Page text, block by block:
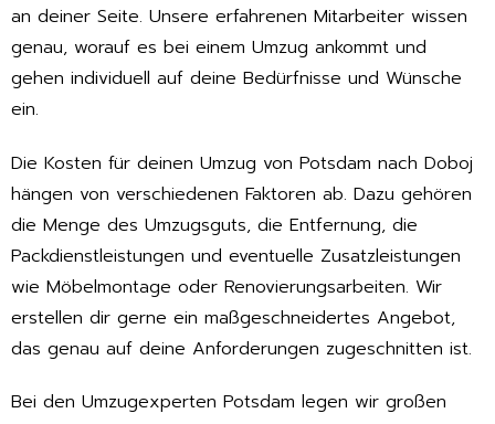
an deiner Seite. Unsere erfahrenen Mitarbeiter wissen
genau, worauf es bei einem Umzug ankommt und
gehen individuell auf deine Bedürfnisse und Wünsche
ein.
Die Kosten für deinen Umzug von Potsdam nach Doboj
hängen von verschiedenen Faktoren ab. Dazu gehören
die Menge des Umzugsguts, die Entfernung, die
Packdienstleistungen und eventuelle Zusatzleistungen
wie Möbelmontage oder Renovierungsarbeiten. Wir
erstellen dir gerne ein maßgeschneidertes Angebot,
das genau auf deine Anforderungen zugeschnitten ist.
Bei den Umzugexperten Potsdam legen wir großen